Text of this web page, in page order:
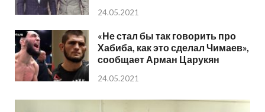
24.05.2021
«Не стал бы так говорить про
Хабиба, как это сделал Чимаев»,
сообщает Арман Царукян
24.05.2021